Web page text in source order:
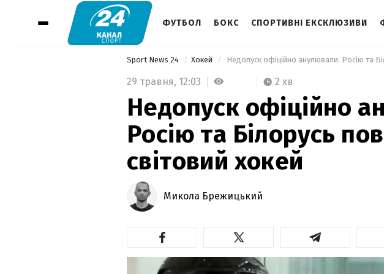
ФУТБОЛ БОКС СПОРТИВНІ ЕКСКЛЮЗИВИ
Sport News 24 Хокей
29 травня, 12:03 2 хв
Недопуск офіційно
Росію та Білорусь
світовий хокей
Микола Брежицький